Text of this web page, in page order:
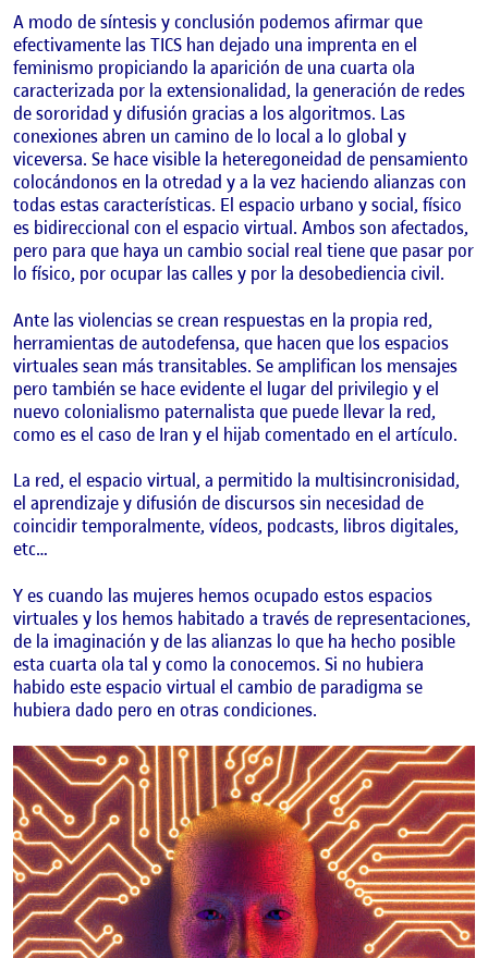
A modo de síntesis y conclusión podemos afirmar que
efectivamente las TICS han dejado una imprenta en el
feminismo propiciando la aparición de una cuarta ola
caracterizada por la extensionalidad, la generación de redes
de sororidad y difusión gracias a los algoritmos. Las
conexiones abren un camino de lo local a lo global y
viceversa. Se hace visible la heteregoneidad de pensamiento
colocándonos en la otredad y a la vez haciendo alianzas con
todas estas características. El espacio urbano y social, físico
es bidireccional con el espacio virtual. Ambos son afectados,
pero para que haya un cambio social real tiene que pasar por
lo físico, por ocupar las calles y por la desobediencia civil.
Ante las violencias se crean respuestas en la propia red,
herramientas de autodefensa, que hacen que los espacios
virtuales sean más transitables. Se amplifican los mensajes
pero también se hace evidente el lugar del privilegio y el
nuevo colonialismo paternalista que puede llevar la red,
como es el caso de Iran y el hijab comentado en el artículo.
La red, el espacio virtual, a permitido la multisincronisidad,
el aprendizaje y difusión de discursos sin necesidad de
coincidir temporalmente, vídeos, podcasts, libros digitales,
etc…
Y es cuando las mujeres hemos ocupado estos espacios
virtuales y los hemos habitado a través de representaciones,
de la imaginación y de las alianzas lo que ha hecho posible
esta cuarta ola tal y como la conocemos. Si no hubiera
habido este espacio virtual el cambio de paradigma se
hubiera dado pero en otras condiciones.